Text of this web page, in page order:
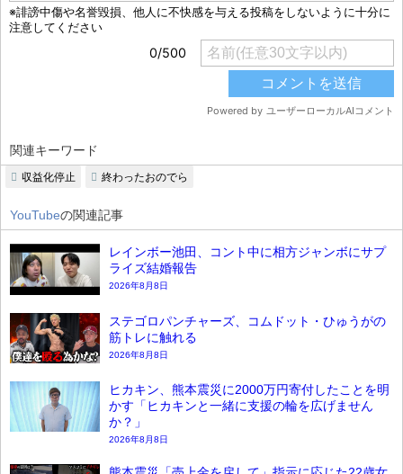
関連キーワード
収益化停止 終わったおのでら
YouTubeの関連記事
レインボー池田、コント中に相方ジャンボにサプ
ライズ結婚報告
2026年8月8日
ステゴロパンチャーズ、コムドット・ひゅうがの
筋トレに触れる
2026年8月8日
ヒカキン、熊本震災に2000万円寄付したことを明
かす「ヒカキンと一緒に支援の輪を広げません
か？」
2026年8月8日